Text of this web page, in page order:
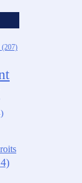
(207)